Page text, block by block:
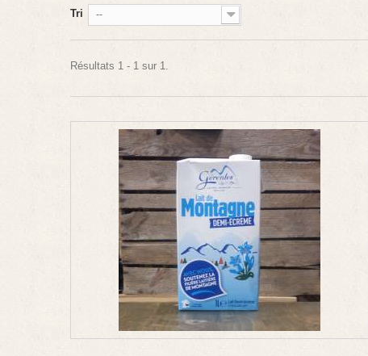
Tri --
Résultats 1 - 1 sur 1.